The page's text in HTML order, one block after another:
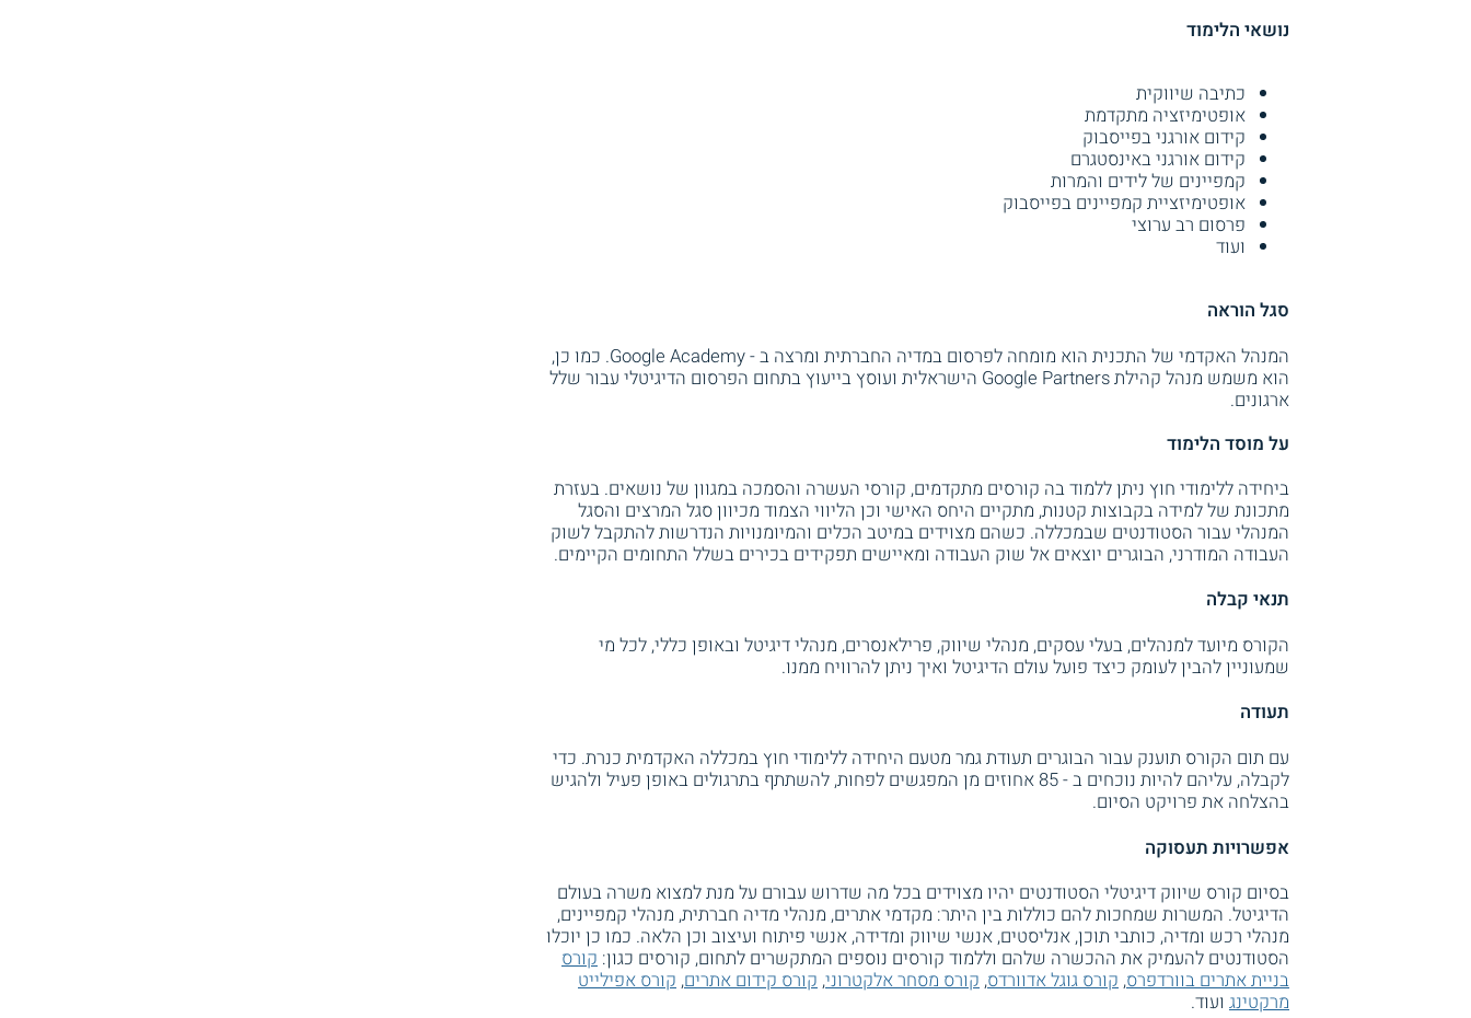
נושאי הלימוד
כתיבה שיווקית
אופטימיזציה מתקדמת
קידום אורגני בפייסבוק
קידום אורגני באינסטגרם
קמפיינים של לידים והמרות
אופטימיזציית קמפיינים בפייסבוק
פרסום רב ערוצי
ועוד
סגל הוראה
המנהל האקדמי של התכנית הוא מומחה לפרסום במדיה החברתית ומרצה ב - Google Academy. כמו כן,
הוא משמש מנהל קהילת Google Partners הישראלית ועוסץ בייעוץ בתחום הפרסום הדיגיטלי עבור שלל
ארגונים.
על מוסד הלימוד
ביחידה ללימודי חוץ ניתן ללמוד בה קורסים מתקדמים, קורסי העשרה והסמכה במגוון של נושאים. בעזרת
מתכונת של למידה בקבוצות קטנות, מתקיים היחס האישי וכן הליווי הצמוד מכיוון סגל המרצים והסגל
המנהלי עבור הסטודנטים שבמכללה. כשהם מצוידים במיטב הכלים והמיומנויות הנדרשות להתקבל לשוק
העבודה המודרני, הבוגרים יוצאים אל שוק העבודה ומאיישים תפקידים בכירים בשלל התחומים הקיימים.
תנאי קבלה
הקורס מיועד למנהלים, בעלי עסקים, מנהלי שיווק, פרילאנסרים, מנהלי דיגיטל ובאופן כללי, לכל מי
שמעוניין להבין לעומק כיצד פועל עולם הדיגיטל ואיך ניתן להרוויח ממנו.
תעודה
עם תום הקורס תוענק עבור הבוגרים תעודת גמר מטעם היחידה ללימודי חוץ במכללה האקדמית כנרת. כדי
לקבלה, עליהם להיות נוכחים ב - 85 אחוזים מן המפגשים לפחות, להשתתף בתרגולים באופן פעיל ולהגיש
בהצלחה את פרויקט הסיום.
אפשרויות תעסוקה
בסיום קורס שיווק דיגיטלי הסטודנטים יהיו מצוידים בכל מה שדרוש עבורם על מנת למצוא משרה בעולם
הדיגיטל. המשרות שמחכות להם כוללות בין היתר: מקדמי אתרים, מנהלי מדיה חברתית, מנהלי קמפיינים,
מנהלי רכש ומדיה, כותבי תוכן, אנליסטים, אנשי שיווק ומדידה, אנשי פיתוח ועיצוב וכן הלאה. כמו כן יוכלו
הסטודנטים להעמיק את ההכשרה שלהם וללמוד קורסים נוספים המתקשרים לתחום, קורסים כגון: קורס
בניית אתרים בוורדפרס,קורס גוגל אדוורדס,קורס מסחר אלקטרוני,קורס קידום אתרים,קורס אפילייט
מרקטינג ועוד.